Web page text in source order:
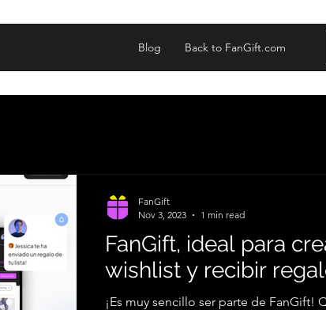
Blog Back to FanGift.com
FanGift, ideal para
wishlist y recibir
¡Es muy sencillo ser parte de FanGift!
FanGift
Nov 3, 2023
1 min read